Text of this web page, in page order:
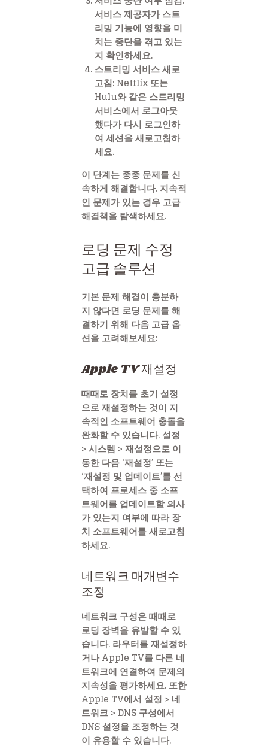
서비스 제공자가 스트
리밍 기능에 영향을 미
치는 중단을 겪고 있는
지 확인하세요.
스트리밍 서비스 새로
고침: Netflix 또는
Hulu와 같은 스트리밍
서비스에서 로그아웃
했다가 다시 로그인하
여 세션을 새로고침하
세요.
이 단계는 종종 문제를 신
속하게 해결합니다. 지속적
인 문제가 있는 경우 고급
해결책을 탐색하세요.
로딩 문제 수정
고급 솔루션
기본 문제 해결이 충분하
지 않다면 로딩 문제를 해
결하기 위해 다음 고급 옵
션을 고려해보세요:
Apple TV 재설정
때때로 장치를 초기 설정
으로 재설정하는 것이 지
속적인 소프트웨어 충돌을
완화할 수 있습니다. 설정
> 시스템 > 재설정으로 이
동한 다음 ‘재설정’ 또는
‘재설정 및 업데이트’를 선
택하여 프로세스 중 소프
트웨어를 업데이트할 의사
가 있는지 여부에 따라 장
치 소프트웨어를 새로고침
하세요.
네트워크 매개변수
조정
네트워크 구성은 때때로
로딩 장벽을 유발할 수 있
습니다. 라우터를 재설정하
거나 Apple TV를 다른 네
트워크에 연결하여 문제의
지속성을 평가하세요. 또한
Apple TV에서 설정 > 네
트워크 > DNS 구성에서
DNS 설정을 조정하는 것
이 유용할 수 있습니다.